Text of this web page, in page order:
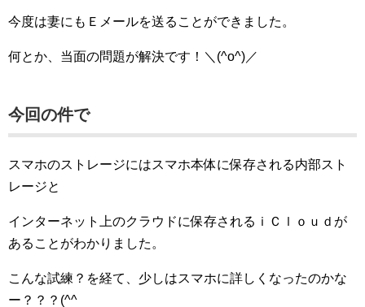
今度は妻にもＥメールを送ることができました。
何とか、当面の問題が解決です！＼(^o^)／
今回の件で
スマホのストレージにはスマホ本体に保存される内部スト
レージと
インターネット上のクラウドに保存されるｉＣｌｏｕｄが
あることがわかりました。
こんな試練？を経て、少しはスマホに詳しくなったのかな
ー？？？(^^ゞ